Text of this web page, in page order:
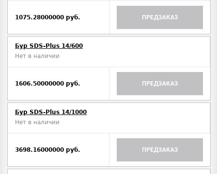
1075.28000000 руб. ПРЕДЗАКАЗ
Бур SDS-Plus 14/600
Нет в наличии
1606.50000000 руб. ПРЕДЗАКАЗ
Бур SDS-Plus 14/1000
Нет в наличии
3698.16000000 руб. ПРЕДЗАКАЗ